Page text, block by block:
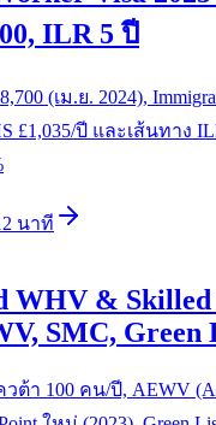
ILR 5 ปี
(เม.ย. 2024),
£1,035/ปี และเส้นทาง
นาที
WHV &
SMC, Green
วต้า 100 คน/ปี, AEWV